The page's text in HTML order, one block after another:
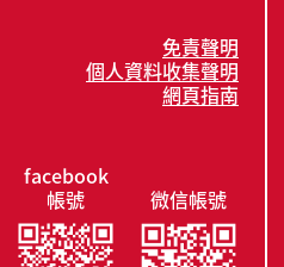
免責聲明
個人資料收集聲明
網頁指南
facebook
帳號
微信帳號